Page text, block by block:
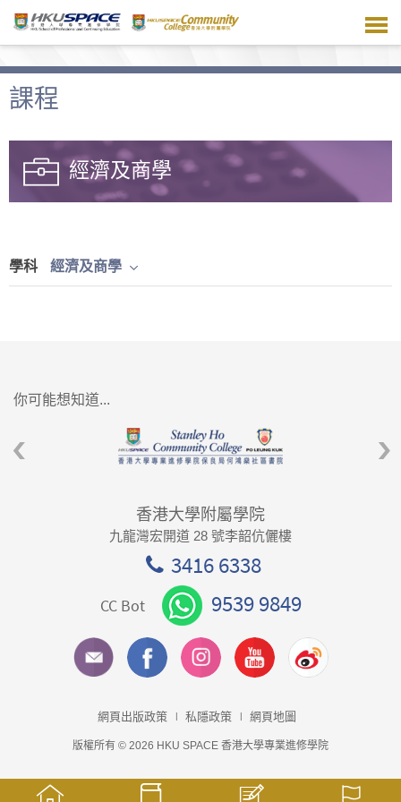
主
容課程
經濟及商學
學科 經濟及商學
你可能想知道...
香港大學附屬學院
九龍灣宏開道 28 號李韶伉儷樓
3416 6338
CC Bot 9539 9849
網頁出版政策 私隱政策 網頁地圖
版權所有 © 2026 HKU SPACE 香港大學專業進修學院